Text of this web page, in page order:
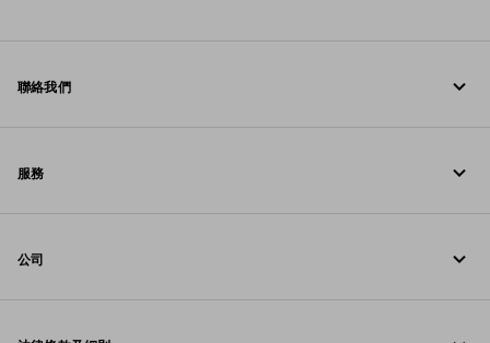
聯絡我們
聯絡方法
服務
追蹤訂單
公司